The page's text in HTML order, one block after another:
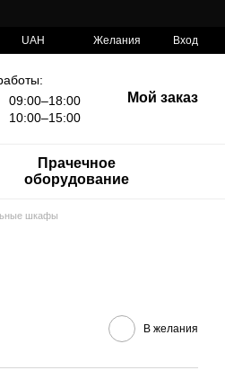
UAH Желания Вход
09:00–18:00
10:00–15:00
Мой заказ
Прачечное
оборудование
шкафы
В желания